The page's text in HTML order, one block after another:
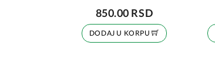
850.00 RSD
DODAJ U KORPU